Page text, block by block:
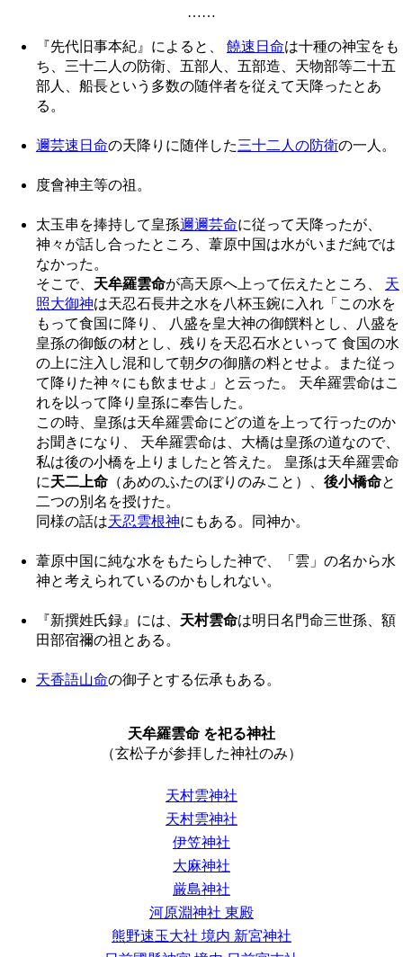
……
『先代旧事本紀』によると、 饒速日命は十種の神宝をも
ち、三十二人の防衛、五部人、五部造、天物部等二十五
部人、船長という多数の随伴者を従えて天降ったとあ
る。
邇芸速日命の天降りに随伴した三十二人の防衛の一人。
度會神主等の祖。
太玉串を捧持して皇孫邇邇芸命に従って天降ったが、
神々が話し合ったところ、葦原中国は水がいまだ純では
なかった。
そこで、 天牟羅雲命が高天原へ上って伝えたところ、 天
照大御神は天忍石長井之水を八杯玉鋺に入れ「この水を
もって食国に降り、 八盛を皇大神の御饌料とし、八盛を
皇孫の御飯の材とし、残りを天忍石水といって 食国の水
の上に注入し混和して朝夕の御膳の料とせよ。また従っ
て降りた神々にも飲ませよ」と云った。 天牟羅雲命はこ
れを以って降り皇孫に奉告した。
この時、皇孫は天牟羅雲命にどの道を上って行ったのか
お聞きになり、 天牟羅雲命は、大橋は皇孫の道なので、
私は後の小橋を上りましたと答えた。 皇孫は天牟羅雲命
に天二上命 （あめのふたのぼりのみこと）、 後小橋命と
二つの別名を授けた。
同様の話は天忍雲根神にもある。同神か。
葦原中国に純な水をもたらした神で、「雲」の名から水
神と考えられているのかもしれない。
『新撰姓氏録』には、 天村雲命は明日名門命三世孫、額
田部宿禰の祖とある。
天香語山命の御子とする伝承もある。
天牟羅雲命 を祀る神社
（玄松子が参拝した神社のみ）
天村雲神社
天村雲神社
伊笠神社
大麻神社
厳島神社
河原淵神社 東殿
熊野速玉大社 境内 新宮神社